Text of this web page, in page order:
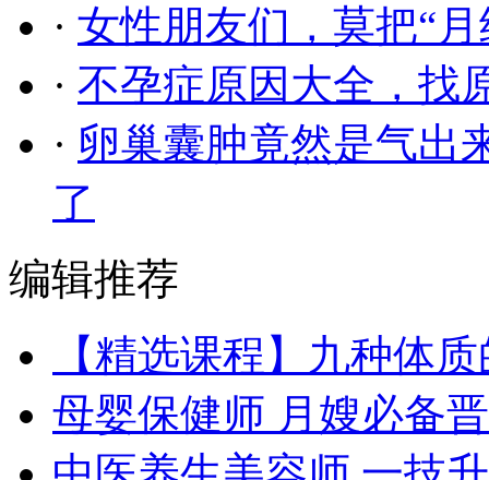
· 女性朋友们，莫把“
· 不孕症原因大全，找
· 卵巢囊肿竟然是气出
了
编辑推荐
【精选课程】九种体
母婴保健师 月嫂必备